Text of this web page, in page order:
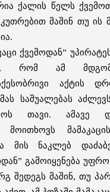
ქალის წელს
მაშინ თუ ის
ქვემოდან”
რომ ამ
აქტის
მას საშუალებას
თავი. ამავე
მოითხოვს
მის ნაკლებ
გამოიყენება
შედეგს მაშინ, თუ